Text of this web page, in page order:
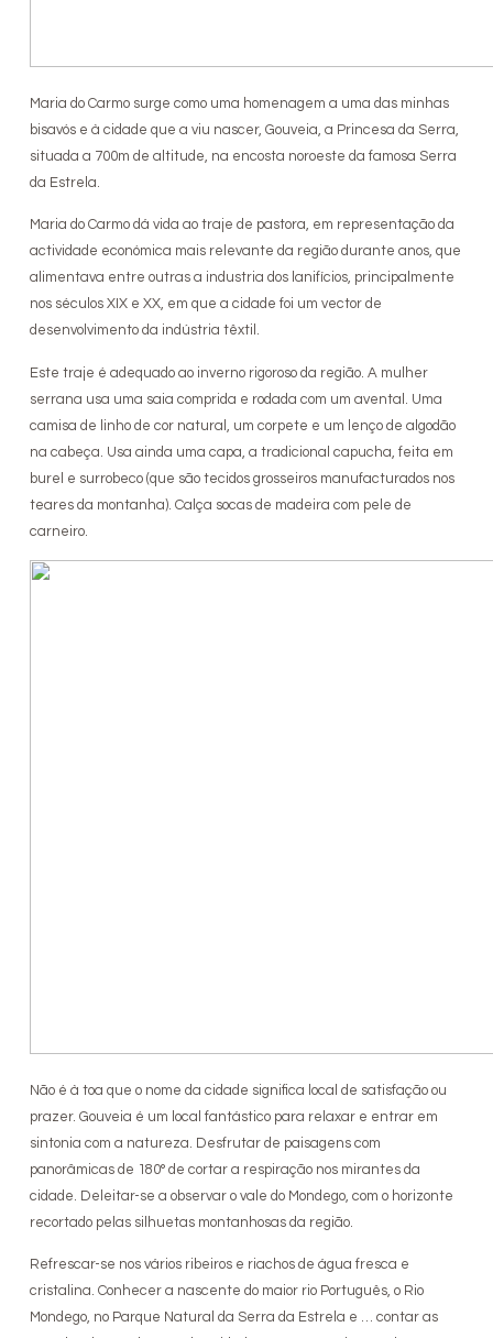
Maria do Carmo surge como uma homenagem a uma das minhas
bisavós e à cidade que a viu nascer, Gouveia, a Princesa da Serra,
situada a 700m de altitude, na encosta noroeste da famosa Serra
da Estrela.
Maria do Carmo dá vida ao traje de pastora, em representação da
actividade económica mais relevante da região durante anos, que
alimentava entre outras a industria dos lanifícios, principalmente
nos séculos XIX e XX, em que a cidade foi um vector de
desenvolvimento da indústria têxtil.
Este traje é adequado ao inverno rigoroso da região. A mulher
serrana usa uma saia comprida e rodada com um avental. Uma
camisa de linho de cor natural, um corpete e um lenço de algodão
na cabeça. Usa ainda uma capa, a tradicional capucha, feita em
burel e surrobeco (que são tecidos grosseiros manufacturados nos
teares da montanha). Calça socas de madeira com pele de
carneiro.
Não é à toa que o nome da cidade significa local de satisfação ou
prazer. Gouveia é um local fantástico para relaxar e entrar em
sintonia com a natureza. Desfrutar de paisagens com
panorâmicas de 180° de cortar a respiração nos mirantes da
cidade. Deleitar-se a observar o vale do Mondego, com o horizonte
recortado pelas silhuetas montanhosas da região.
Refrescar-se nos vários ribeiros e riachos de água fresca e
cristalina. Conhecer a nascente do maior rio Português, o Rio
Mondego, no Parque Natural da Serra da Estrela e … contar as